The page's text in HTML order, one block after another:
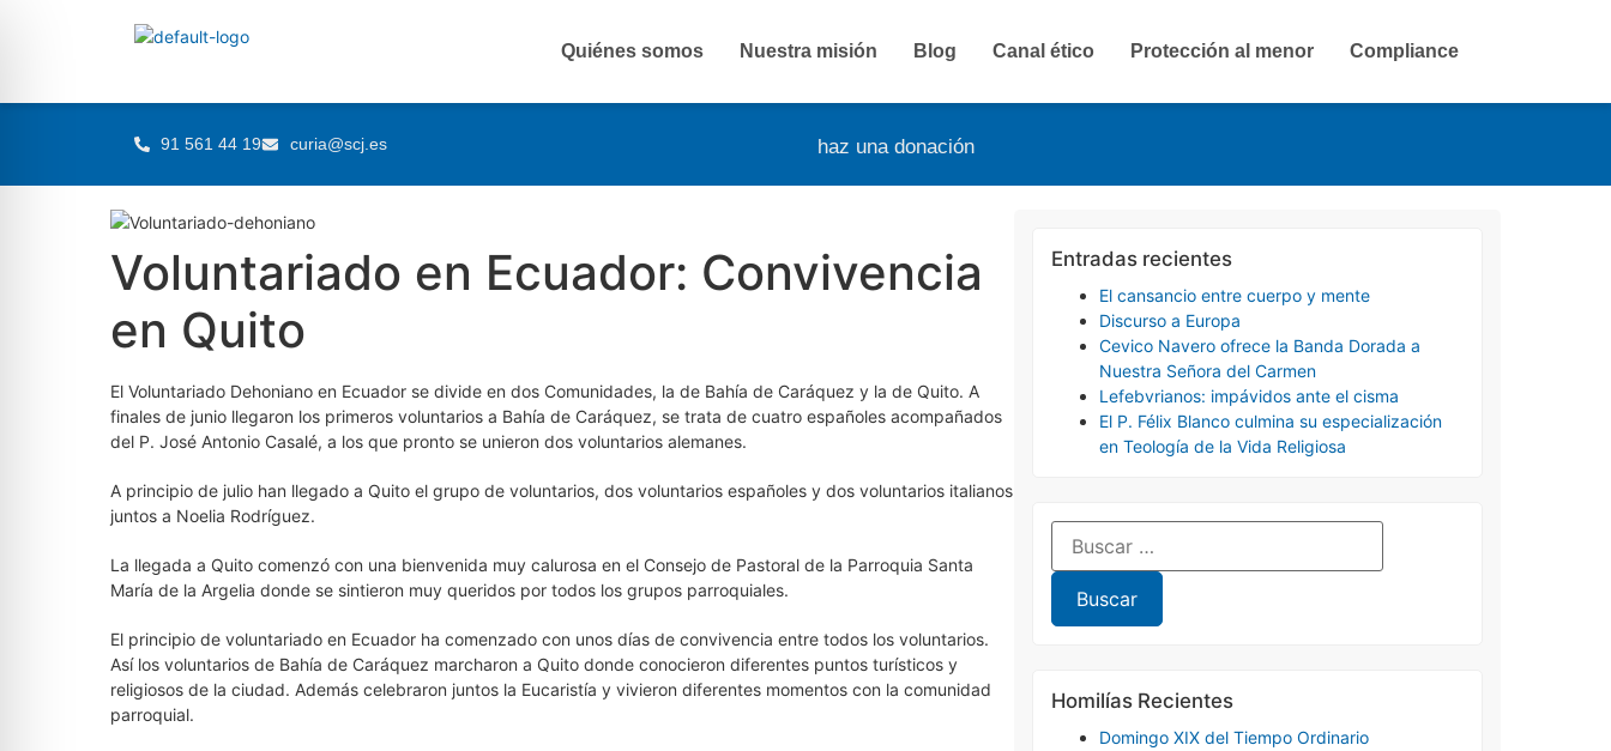
91 561 44 19 curia@scj.es haz una donación
Quiénes somos Nuestra misión Blog Canal ético Protección al menor Compliance
Voluntariado en Ecuador: Convivencia
en Quito
El Voluntariado Dehoniano en Ecuador se divide en dos Comunidades, la de Bahía de Caráquez y la de Quito. A
finales de junio llegaron los primeros voluntarios a Bahía de Caráquez, se trata de cuatro españoles acompañados
del P. José Antonio Casalé, a los que pronto se unieron dos voluntarios alemanes.
A principio de julio han llegado a Quito el grupo de voluntarios, dos voluntarios españoles y dos voluntarios italianos
juntos a Noelia Rodríguez.
La llegada a Quito comenzó con una bienvenida muy calurosa en el Consejo de Pastoral de la Parroquia Santa
María de la Argelia donde se sintieron muy queridos por todos los grupos parroquiales.
El principio de voluntariado en Ecuador ha comenzado con unos días de convivencia entre todos los voluntarios.
Así los voluntarios de Bahía de Caráquez marcharon a Quito donde conocieron diferentes puntos turísticos y
religiosos de la ciudad. Además celebraron juntos la Eucaristía y vivieron diferentes momentos con la comunidad
parroquial.
Entradas recientes
El cansancio entre cuerpo y mente
Discurso a Europa
Cevico Navero ofrece la Banda Dorada a
Nuestra Señora del Carmen
Lefebvrianos: impávidos ante el cisma
El P. Félix Blanco culmina su especialización
en Teología de la Vida Religiosa
Homilías Recientes
Domingo XIX del Tiempo Ordinario